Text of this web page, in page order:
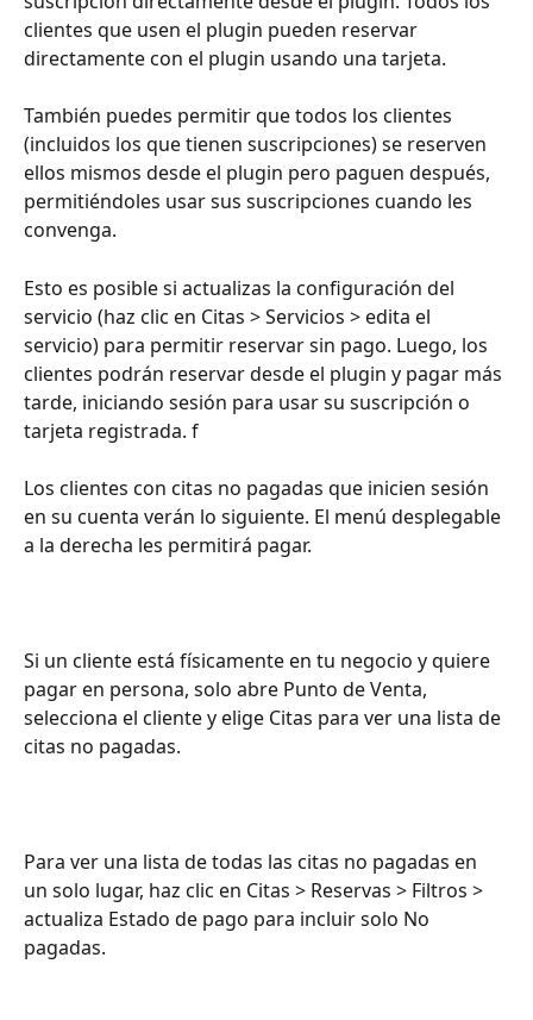
clientes que usen el plugin pueden reservar
directamente con el plugin usando una tarjeta.
También puedes permitir que todos los clientes
(incluidos los que tienen suscripciones) se reserven
ellos mismos desde el plugin pero paguen después,
permitiéndoles usar sus suscripciones cuando les
convenga.
Esto es posible si actualizas la configuración del
servicio (haz clic en Citas > Servicios > edita el
servicio) para permitir reservar sin pago. Luego, los
clientes podrán reservar desde el plugin y pagar más
tarde, iniciando sesión para usar su suscripción o
tarjeta registrada. f
Los clientes con citas no pagadas que inicien sesión
en su cuenta verán lo siguiente. El menú desplegable
a la derecha les permitirá pagar.
Si un cliente está físicamente en tu negocio y quiere
pagar en persona, solo abre Punto de Venta,
selecciona el cliente y elige Citas para ver una lista de
citas no pagadas.
Para ver una lista de todas las citas no pagadas en
un solo lugar, haz clic en Citas > Reservas > Filtros >
actualiza Estado de pago para incluir solo No
pagadas.